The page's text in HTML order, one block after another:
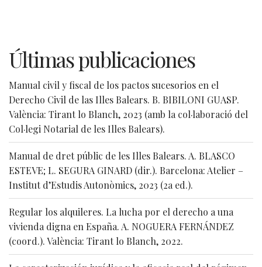
Últimas publicaciones
Manual civil y fiscal de los pactos sucesorios en el
Derecho Civil de las Illes Balears. B. BIBILONI GUASP.
València: Tirant lo Blanch, 2023 (amb la col·laboració del
Col·legi Notarial de les Illes Balears).
Manual de dret públic de les Illes Balears. A. BLASCO
ESTEVE; L. SEGURA GINARD (dir.). Barcelona: Atelier –
Institut d’Estudis Autonòmics, 2023 (2a ed.).
Regular los alquileres. La lucha por el derecho a una
vivienda digna en España. A. NOGUERA FERNÁNDEZ
(coord.). València: Tirant lo Blanch, 2022.